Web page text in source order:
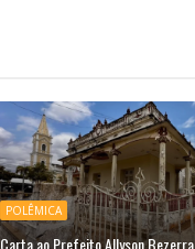
POLÊMICA
Carta ao Prefeito Allyson Bezerra